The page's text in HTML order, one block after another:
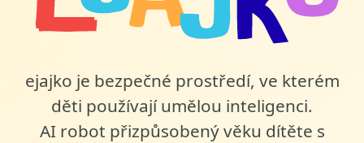
ejajko je bezpečné prostředí, ve kterém
děti používají umělou inteligenci.
AI robot přizpůsobený věku dítěte s